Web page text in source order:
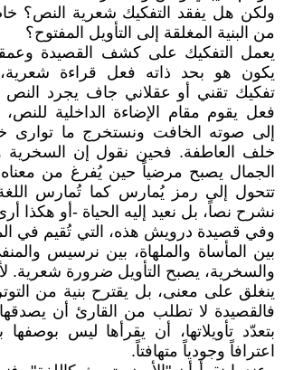
ولكن هل يفقد التفكيك شعرية النص؟
من البنية المغلقة إلى التأويل المفتوح؟
يعمل التفكيك على كشف القصيدة
يكون هو بحد ذاته فعل قراءة
تفكيك تقني أو عقلاني جاف يجرد
فعل يقوم مقام الإضاءة الداخلية
إلى صوته الخافت ونستخرج ما توارى
خلف العاطفة. فحين نقول إن السخرية
الجمال يصبح مرضياً حين يُفرغ من
تتحول إلى رمز يُمارس كما تُمارس
نشرح نصاً، بل نعيد إليه الحياة -أو هكذا
وفي قصيدة درويش هذه، التي تُقيم في
بين المأساة والملهاة، بين نرسيس
والسخرية، يصبح التأويل ضرورة شعرية.
ينغلق على معنى، بل يقترح بنية من
فالقصيدة لا تطلب من القارئ أن
بتعدّد تأويلاتها، أن يقرأها ليس بوصفها
اعترافاً وجودياً متهافتاً.